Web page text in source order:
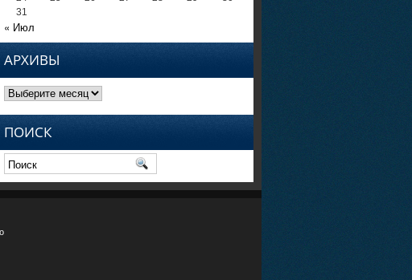
31
« Июл
АРХИВЫ
Архивы
ПОИСК